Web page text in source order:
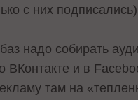
с них
надо собирать
ВКонтакте и в
там на